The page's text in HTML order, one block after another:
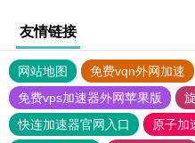
友情链接
网站地图 免费vqn外网加速
免费vps加速器外网苹果版
快连加速器官网入口
原子加